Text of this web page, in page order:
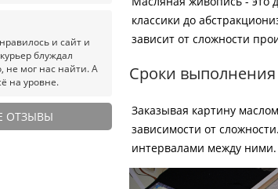
и сайт и
блуждал
не мог нас найти. А
на уровне.
ОТЗЫВЫ
классики до
зависит от сложности
Сроки выполнения
Заказывая картину
зависимости от
интервалами между